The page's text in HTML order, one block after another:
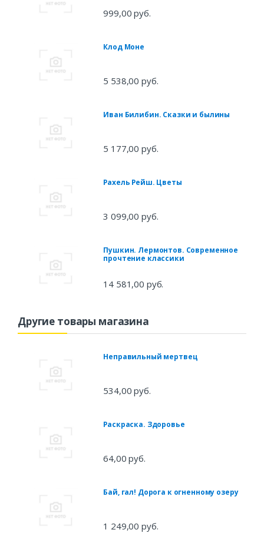
999,00 руб.
Клод Моне
5 538,00 руб.
Иван Билибин. Сказки и былины
5 177,00 руб.
Рахель Рейш. Цветы
3 099,00 руб.
Пушкин. Лермонтов. Современное
прочтение классики
14 581,00 руб.
Другие товары магазина
Неправильный мертвец
534,00 руб.
Раскраска. Здоровье
64,00 руб.
Бай, гал! Дорога к огненному озеру
1 249,00 руб.